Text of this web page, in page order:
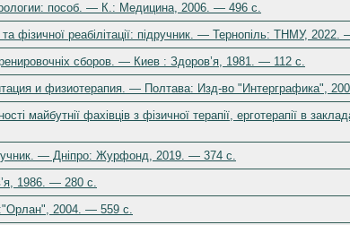
пособ. — К.: Медицина, 2006. — 496 с.
фізичної реабілітації: підручник. — Тернопіль: ТНМУ,
сборов. — Киев : Здоров’я, 1981. — 112 с.
и физиотерапия. — Полтава: Изд-во "Интерграфика",
майбутнії фахівців з фізичної терапії, ерготерапії в
— Дніпро: Журфонд, 2019. — 374 с.
1986. — 280 с.
2004. — 559 c.